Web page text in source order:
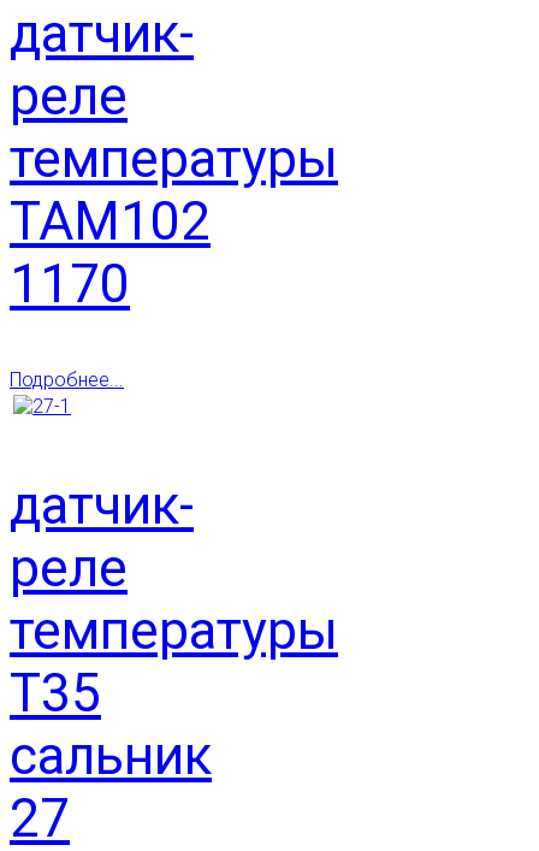
датчик-
реле
температуры
ТАМ102
1170
Подробнее...
датчик-
реле
температуры
Т35
сальник
27